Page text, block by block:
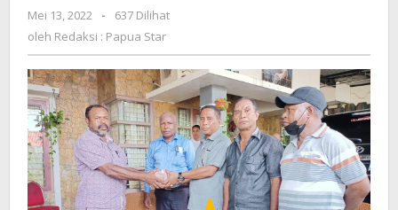
Berdamai
Mei 13, 2022
oleh
Redaksi
Star
-
637 Dilihat
oleh Redaksi : Papua Star